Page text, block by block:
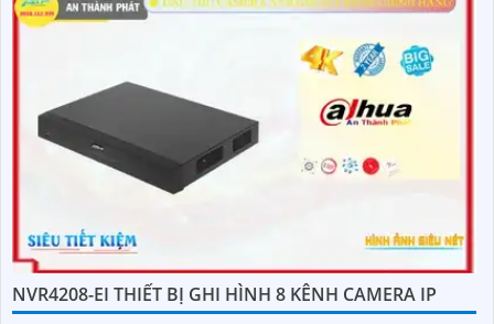
NVR4208-EI THIẾT BỊ GHI HÌNH 8 KÊNH CAMERA IP